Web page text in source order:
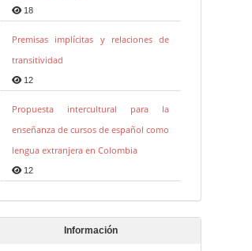
18
Premisas implícitas y relaciones de
transitividad
12
Propuesta intercultural para la
enseñanza de cursos de español como
lengua extranjera en Colombia
12
Información